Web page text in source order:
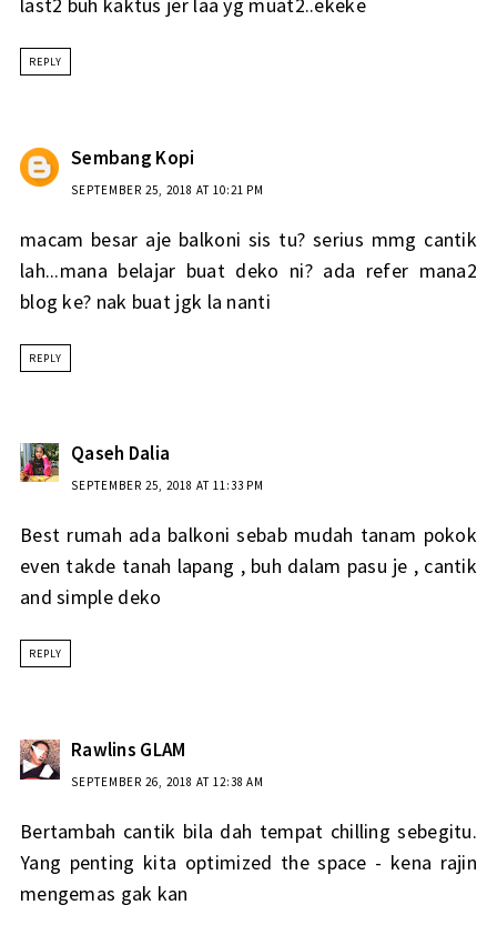
REPLY
Sembang Kopi
SEPTEMBER 25, 2018 AT 10:21 PM
macam besar aje balkoni sis tu? serius mmg cantik
lah...mana belajar buat deko ni? ada refer mana2
blog ke? nak buat jgk la nanti
REPLY
Qaseh Dalia
SEPTEMBER 25, 2018 AT 11:33 PM
Best rumah ada balkoni sebab mudah tanam pokok
even takde tanah lapang , buh dalam pasu je , cantik
and simple deko
REPLY
Rawlins GLAM
SEPTEMBER 26, 2018 AT 12:38 AM
Bertambah cantik bila dah tempat chilling sebegitu.
Yang penting kita optimized the space - kena rajin
mengemas gak kan